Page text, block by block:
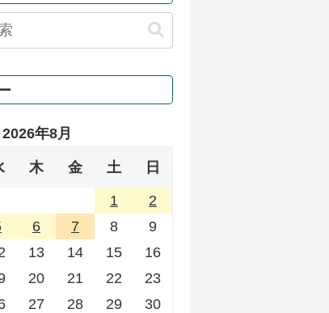
2026年8月
木 金 土 日
1
2
6 7 8
9
13 14 15
16
20 21 22
23
27 28 29
30